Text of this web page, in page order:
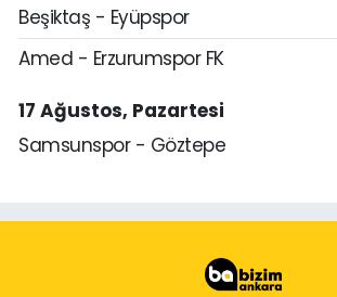
Beşiktaş - Eyüpspor
Amed - Erzurumspor FK
17 Ağustos, Pazartesi
Samsunspor - Göztepe